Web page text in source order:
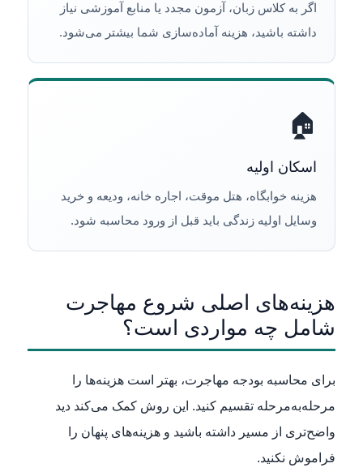
اگر به کلاس زبان، آزمون مجدد یا منابع آموزشی نیاز
داشته باشید، هزینه آماده‌سازی شما بیشتر می‌شود.
🏠
اسکان اولیه
هزینه خوابگاه، هتل موقت، اجاره خانه، ودیعه و خرید
وسایل اولیه زندگی باید قبل از ورود محاسبه شود.
هزینه‌های اصلی شروع مهاجرت
شامل چه مواردی است؟
برای محاسبه بودجه مهاجرت، بهتر است هزینه‌ها را
مرحله‌به‌مرحله تقسیم کنید. این روش کمک می‌کند دید
واضح‌تری از مسیر داشته باشید و هزینه‌های پنهان را
فراموش نکنید.